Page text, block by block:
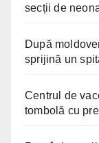
secții de
După
sprijină un
Centrul de
tombolă cu